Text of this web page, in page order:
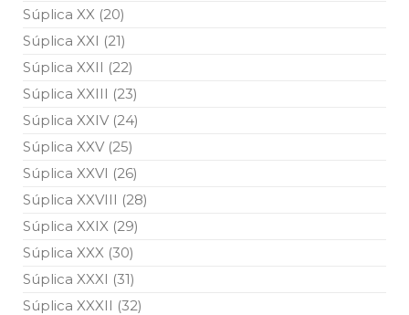
Súplica XX (20)
Súplica XXI (21)
Súplica XXII (22)
Súplica XXIII (23)
Súplica XXIV (24)
Súplica XXV (25)
Súplica XXVI (26)
Súplica XXVIII (28)
Súplica XXIX (29)
Súplica XXX (30)
Súplica XXXI (31)
Súplica XXXII (32)